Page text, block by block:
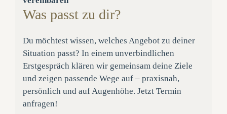
Was passt zu dir?
Du möchtest wissen, welches Angebot zu deiner
Situation passt? In einem unverbindlichen
Erstgespräch klären wir gemeinsam deine Ziele
und zeigen passende Wege auf – praxisnah,
persönlich und auf Augenhöhe. Jetzt Termin
anfragen!